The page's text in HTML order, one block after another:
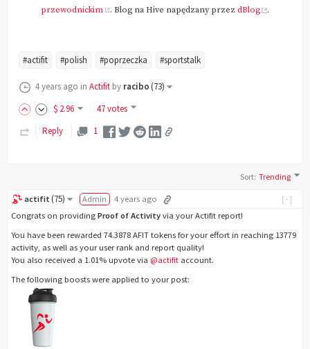
przewodnickim
. Blog na Hive napędzany przez dBlog .
#actifit #polish #poprzeczka #sportstalk
4 years ago in Actifit by racibo(73)
$ 2.96
47 votes
Reply
1
Sort:Trending
[-]
actifit (75) Admin
4 years ago
Congrats on providing Proof of Activity via your Actifit report!
You have been rewarded 74.3878 AFIT tokens for your effort in reaching 13779
activity, as well as your user rank and report quality!
You also received a 1.01% upvote via @actifit account.
The following boosts were applied to your post: